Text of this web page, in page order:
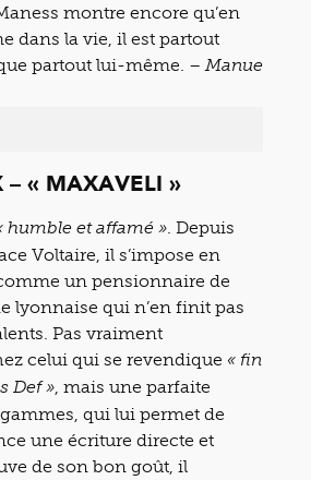
montre encore qu’en
dans la vie, il est partout
partout lui-même. – Manue
– « MAXAVELI »
humble et affamé » . Depuis
Voltaire, il s’impose en
un pensionnaire de
lyonnaise qui n’en finit pas
Pas vraiment
celui qui se revendique « fin
Def » , mais une parfaite
qui lui permet de
une écriture directe et
de son bon goût, il